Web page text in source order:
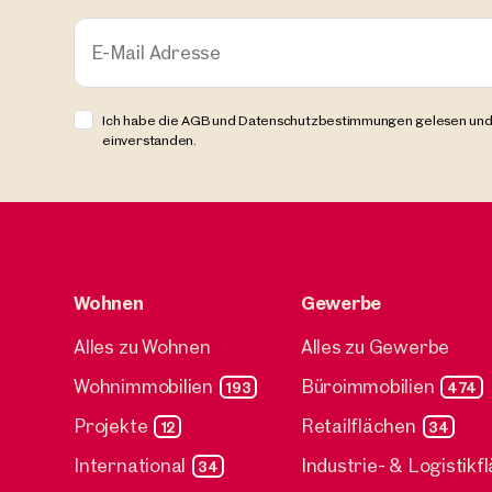
1300,
Preis
E-Mail Adresse
Ich habe die AGB und Datenschutzbestimmungen gelesen
einverstanden.
Wohnen
Alles zu Wohnen
Wohnimmobilien
193
Projekte 12
International 34
Gewerbe
Alles zu Gewerbe
Büroimmobilien
474
Retailflächen 34
Industrie- &